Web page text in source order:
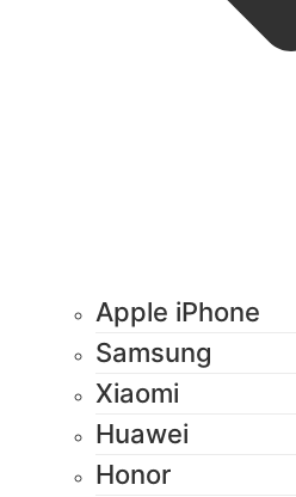
Apple iPhone
Samsung
Xiaomi
Huawei
Honor